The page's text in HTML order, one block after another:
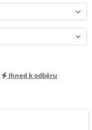
Ihned k odběru